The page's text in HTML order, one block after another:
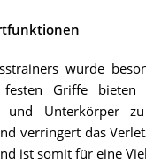
wurde
Griffe bieten
und Unterkörper
verringert das
ist somit für eine